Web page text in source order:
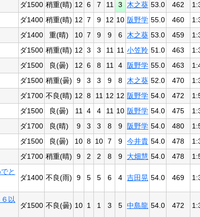
ダ1500 稍重(晴) 12 6 7 11 3 木之葵 53.0 462
ダ1400 稍重(晴) 12 7 9 12 10 阪野学 55.0 460
ダ1400 重(晴) 10 7 9 9 6 木之葵 53.0 459
ダ1500 稍重(晴) 12 3 3 11 11 小笠羚 51.0 463
ダ1500 良(曇) 12 6 8 11 4 阪野学 55.0 463
ダ1500 稍重(曇) 9 3 3 9 8 木之葵 52.0 470
ダ1700 不良(晴) 12 8 11 12 12 阪野学 54.0 472
ダ1500 良(曇) 11 4 4 11 10 阪野学 54.0 475
ダ1700 良(晴) 9 3 3 8 9 阪野学 54.0 480
ダ1500 良(曇) 10 8 10 7 9 今井貴 54.0 478
ダ1700 稍重(晴) 9 2 2 8 9 大畑慧 54.0 478
と
ダ1400 不良(雨) 9 5 5 6 4 吉田晃 54.0 469
以
ダ1500 不良(曇) 10 1 1 3 5 中島龍 54.0 472